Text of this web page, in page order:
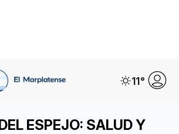
11°
ESPEJO: SALUD Y